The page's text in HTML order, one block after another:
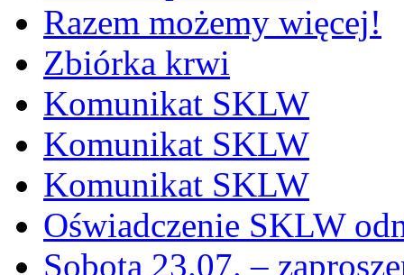
Razem możemy więcej!
Zbiórka krwi
Komunikat SKLW
Komunikat SKLW
Komunikat SKLW
Oświadczenie SKLW
Sobota 23.07. –